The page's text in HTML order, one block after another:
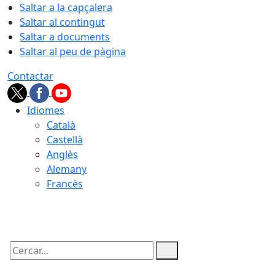
Saltar a la capçalera
Saltar al contingut
Saltar a documents
Saltar al peu de pàgina
Contactar
Idiomes
Català
Castellà
Anglès
Alemany
Francès
Cercar: